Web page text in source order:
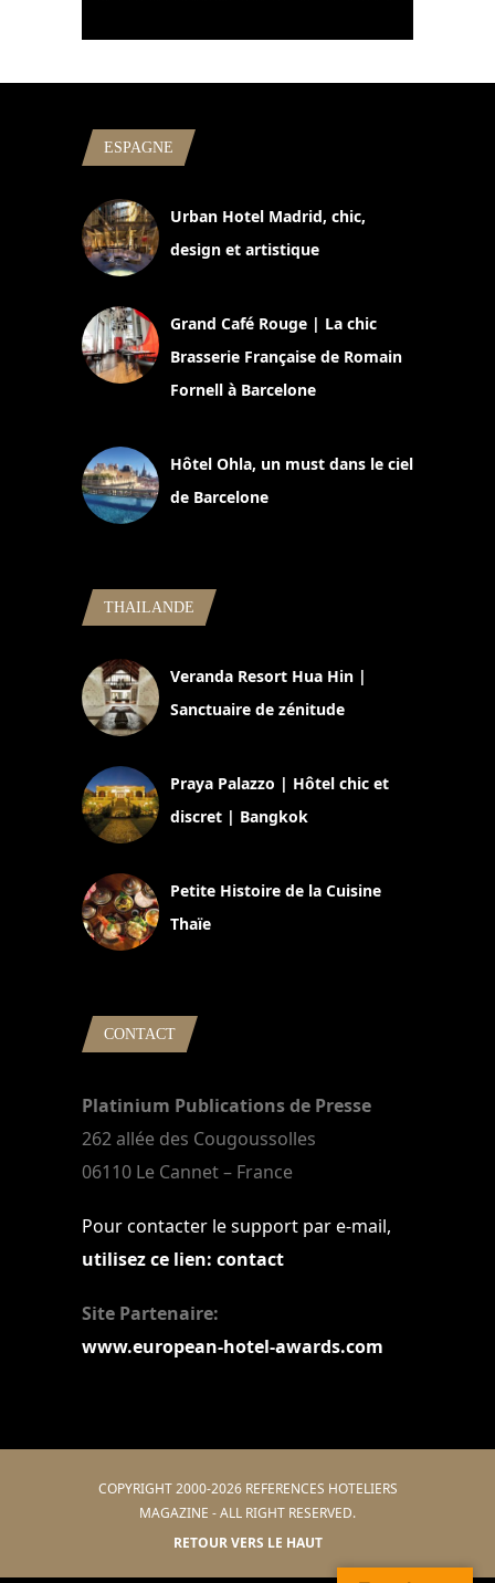
ESPAGNE
Urban Hotel Madrid, chic,
design et artistique
Grand Café Rouge | La chic
Brasserie Française de Romain
Fornell à Barcelone
Hôtel Ohla, un must dans le ciel
de Barcelone
THAILANDE
Veranda Resort Hua Hin |
Sanctuaire de zénitude
Praya Palazzo | Hôtel chic et
discret | Bangkok
Petite Histoire de la Cuisine
Thaïe
CONTACT
Platinium Publications de Presse
262 allée des Cougoussolles
06110 Le Cannet – France
Pour contacter le support par e-mail,
utilisez ce lien: contact
Site Partenaire:
www.european-hotel-awards.com
COPYRIGHT 2000-2026 REFERENCES HOTELIERS
MAGAZINE - ALL RIGHT RESERVED.
RETOUR VERS LE HAUT